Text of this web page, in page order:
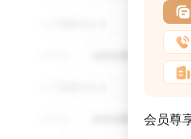
会员尊